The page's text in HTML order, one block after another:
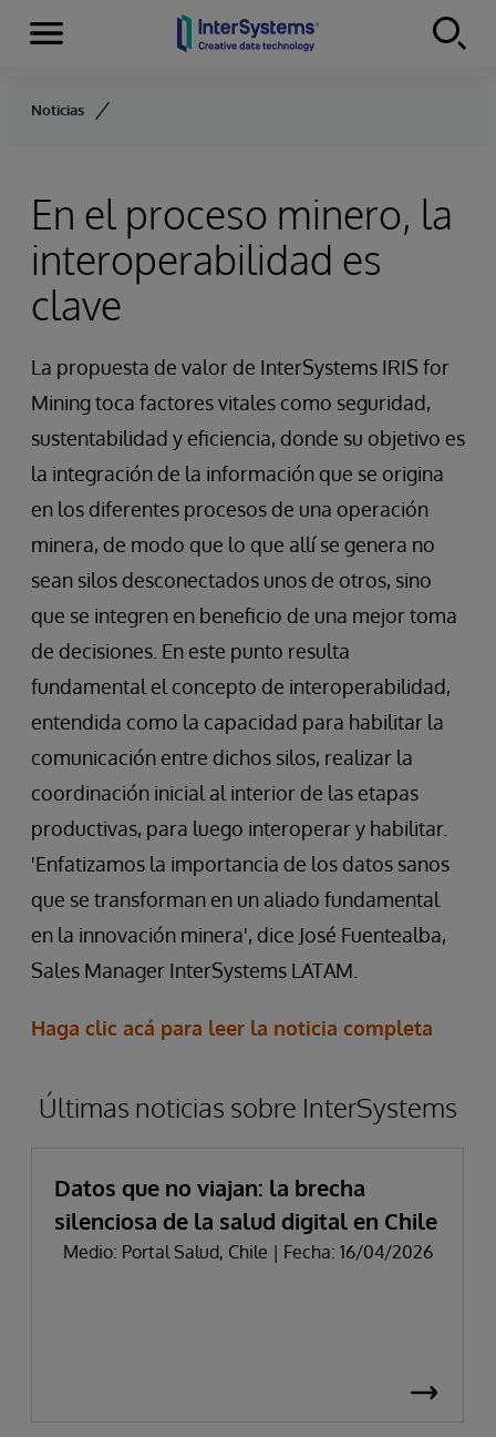
Skip to content
Secciones
Noticias
En el proceso minero, la
interoperabilidad es
clave
La propuesta de valor de InterSystems IRIS for
Mining toca factores vitales como seguridad,
sustentabilidad y eficiencia, donde su objetivo es
la integración de la información que se origina
en los diferentes procesos de una operación
minera, de modo que lo que allí se genera no
sean silos desconectados unos de otros, sino
que se integren en beneficio de una mejor toma
de decisiones. En este punto resulta
fundamental el concepto de interoperabilidad,
entendida como la capacidad para habilitar la
comunicación entre dichos silos, realizar la
coordinación inicial al interior de las etapas
productivas, para luego interoperar y habilitar.
'Enfatizamos la importancia de los datos sanos
que se transforman en un aliado fundamental
en la innovación minera', dice José Fuentealba,
Sales Manager InterSystems LATAM.
Haga clic acá para leer la noticia completa
Últimas noticias sobre InterSystems
Datos que no viajan: la brecha
silenciosa de la salud digital en Chile
Medio: Portal Salud, Chile | Fecha: 16/04/2026